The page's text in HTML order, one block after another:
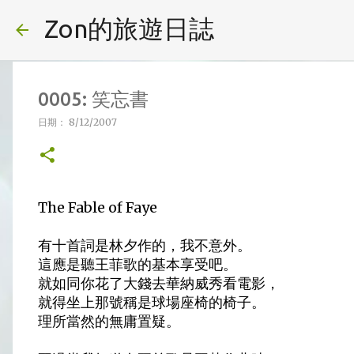
Zon的旅遊日誌
0005: 笑忘書
日期： 8/12/2007
The Fable of Faye
有十首詞是林夕作的，我不意外。
這應是聽王菲歌的基本享受吧。
就如同你花了大錢去華納威秀看電影，
就得坐上那號稱是球場座椅的椅子。
理所當然的無庸置疑。